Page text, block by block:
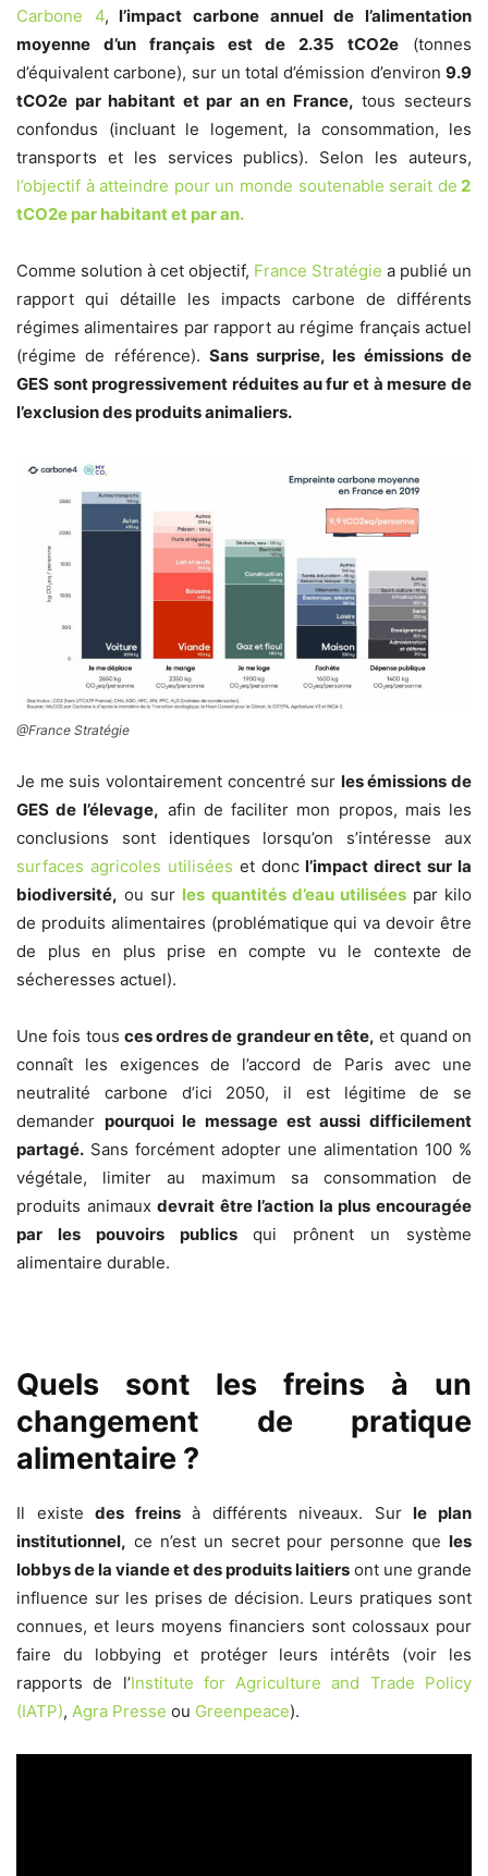
Carbone 4, l’impact carbone annuel de l’alimentation
moyenne d’un français est de 2.35 tCO2e (tonnes
d’équivalent carbone), sur un total d’émission d’environ 9.9
tCO2e par habitant et par an en France, tous secteurs
confondus (incluant le logement, la consommation, les
transports et les services publics). Selon les auteurs,
l’objectif à atteindre pour un monde soutenable serait de 2
tCO2e par habitant et par an.
Comme solution à cet objectif, France Stratégie a publié un
rapport qui détaille les impacts carbone de différents
régimes alimentaires par rapport au régime français actuel
(régime de référence). Sans surprise, les émissions de
GES sont progressivement réduites au fur et à mesure de
l’exclusion des produits animaliers.
@France Stratégie
Je me suis volontairement concentré sur les émissions de
GES de l’élevage, afin de faciliter mon propos, mais les
conclusions sont identiques lorsqu’on s’intéresse aux
surfaces agricoles utilisées et doncl’impact direct sur la
biodiversité, ou sur les quantités d’eau utiliséespar kilo
de produits alimentaires (problématique qui va devoir être
de plus en plus prise en compte vu le contexte de
sécheresses actuel).
Une fois tous ces ordres de grandeur en tête, et quand on
connaît les exigences de l’accord de Paris avec une
neutralité carbone d’ici 2050, il est légitime de se
demander pourquoi le message est aussi difficilement
partagé. Sans forcément adopter une alimentation 100 %
végétale, limiter au maximum sa consommation de
produits animauxdevrait être l’action la plus encouragée
par les pouvoirs publicsqui prônent un système
alimentaire durable.
Quels sont les freins à un
changement de pratique
alimentaire ?
Il existedes freinsà différents niveaux. Surle plan
institutionnel, ce n’est un secret pour personne que les
lobbys de la viande et des produits laitiers ont une grande
influence sur les prises de décision. Leurs pratiques sont
connues, et leurs moyens financiers sont colossaux pour
faire du lobbying et protéger leurs intérêts (voir les
rapports de l’Institute for Agriculture and Trade Policy
(IATP), Agra Presse ou Greenpeace).